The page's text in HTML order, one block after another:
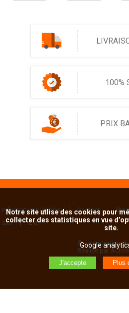
100%
PRIX
Informations légales Contact Blog
site
Lien
© La vie moins
Réalisé par
Notre site utlise des cookies pour
collecter des statistiques en vue
site.
Google